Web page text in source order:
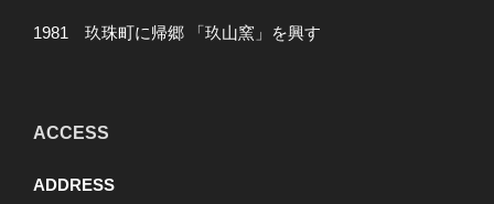
1981 玖珠町に帰郷 「玖山窯」を興す
ACCESS
ADDRESS